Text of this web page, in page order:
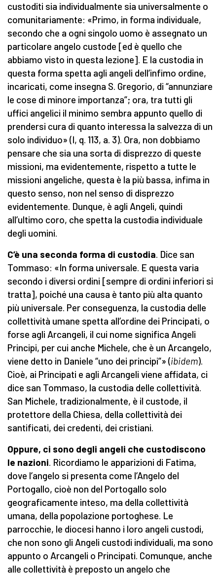
custoditi sia individualmente sia universalmente o
comunitariamente: «Primo, in forma individuale,
secondo che a ogni singolo uomo è assegnato un
particolare angelo custode [ed è quello che
abbiamo visto in questa lezione]. E la custodia in
questa forma spetta agli angeli dell’infimo ordine,
incaricati, come insegna S. Gregorio, di “annunziare
le cose di minore importanza”; ora, tra tutti gli
uffici angelici il minimo sembra appunto quello di
prendersi cura di quanto interessa la salvezza di un
solo individuo» (I, q. 113, a. 3). Ora, non dobbiamo
pensare che sia una sorta di disprezzo di queste
missioni, ma evidentemente, rispetto a tutte le
missioni angeliche, questa è la più bassa, infima in
questo senso, non nel senso di disprezzo
evidentemente. Dunque, è agli Angeli, quindi
all’ultimo coro, che spetta la custodia individuale
degli uomini.
C’è una seconda forma di custodia. Dice san
Tommaso: «In forma universale. E questa varia
secondo i diversi ordini [sempre di ordini inferiori si
tratta], poiché una causa è tanto più alta quanto
più universale. Per conseguenza, la custodia delle
collettività umane spetta all’ordine dei Principati, o
forse agli Arcangeli, il cui nome significa Angeli
Principi, per cui anche Michele, che è un Arcangelo,
viene detto in Daniele “uno dei principi”» (ibidem).
Cioè, ai Principati e agli Arcangeli viene affidata, ci
dice san Tommaso, la custodia delle collettività.
San Michele, tradizionalmente, è il custode, il
protettore della Chiesa, della collettività dei
santificati, dei credenti, dei cristiani.
Oppure, ci sono degli angeli che custodiscono
le nazioni. Ricordiamo le apparizioni di Fatima,
dove l’angelo si presenta come l’Angelo del
Portogallo, cioè non del Portogallo solo
geograficamente inteso, ma della collettività
umana, della popolazione portoghese. Le
parrocchie, le diocesi hanno i loro angeli custodi,
che non sono gli Angeli custodi individuali, ma sono
appunto o Arcangeli o Principati. Comunque, anche
alle collettività è preposto un angelo che